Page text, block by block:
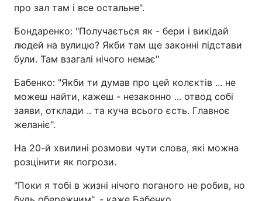
про зал там і все остальне".
Бондаренко: "Получається як - бери і викідай
людей на вулицю? Якби там ще законні підстави
були. Там взагалі нічого немає"
Бабенко: "Якби ти думав про цей колєктів ... не
можеш найти, кажеш - незаконно ... отвод собі
заяви, отклади .. та куча всього єсть. Главноє
желаніє".
На 20-й хвилині розмови чути слова, які можна
розцінити як погрози.
"Поки я тобі в жизні нічого поганого не робив, но